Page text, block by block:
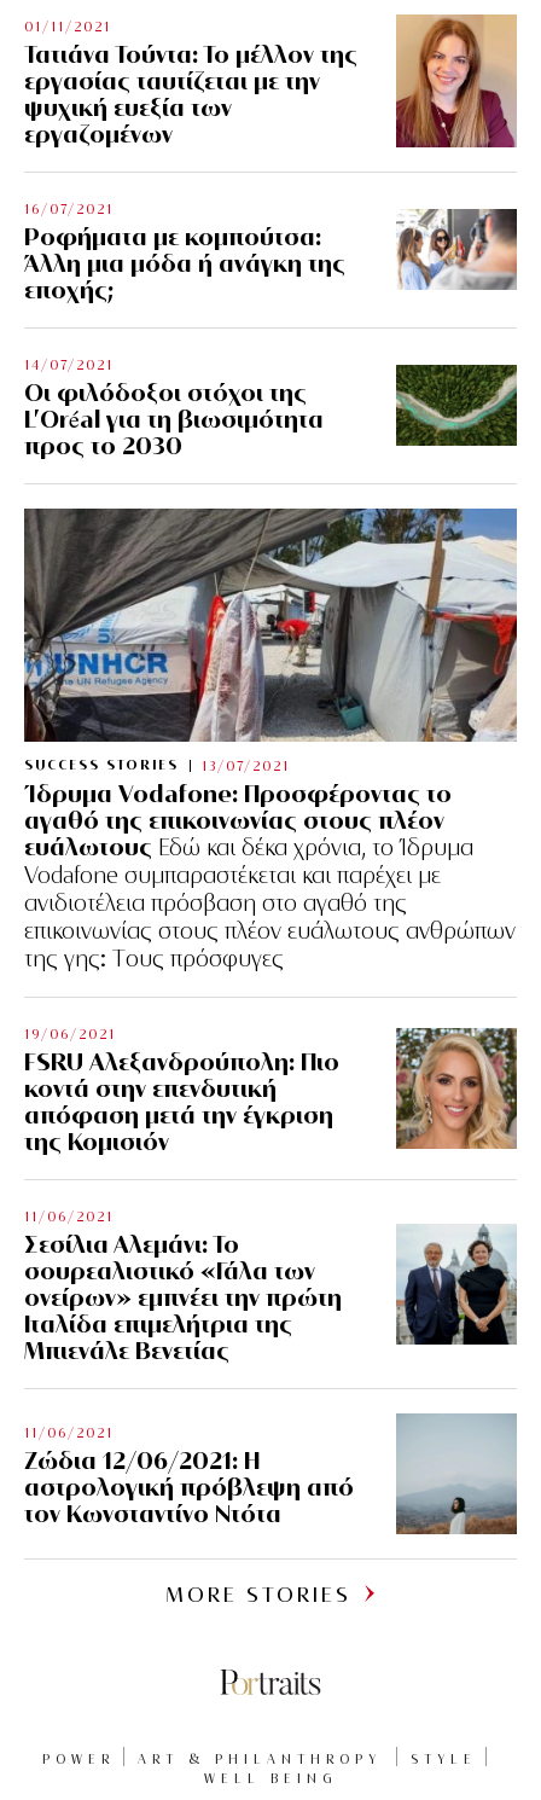
01/11/2021
Τατιάνα Τούντα: Το μέλλον της
εργασίας ταυτίζεται με την
ψυχική ευεξία των
εργαζομένων
16/07/2021
Ροφήματα με κομπούτσα:
Άλλη μια μόδα ή ανάγκη της
εποχής;
14/07/2021
Οι φιλόδοξοι στόχοι της
L’Oréal για τη βιωσιμότητα
προς το 2030
SUCCESS STORIES 13/07/2021
Ίδρυμα Vodafone: Προσφέροντας το
αγαθό της επικοινωνίας στους πλέον
ευάλωτους Εδώ και δέκα χρόνια, το Ίδρυμα
Vodafone συμπαραστέκεται και παρέχει με
ανιδιοτέλεια πρόσβαση στο αγαθό της
επικοινωνίας στους πλέον ευάλωτους ανθρώπων
της γης: Tους πρόσφυγες
19/06/2021
FSRU Αλεξανδρούπολη: Πιο
κοντά στην επενδυτική
απόφαση μετά την έγκριση
της Κομισιόν
11/06/2021
Σεσίλια Αλεμάνι: Το
σουρεαλιστικό «Γάλα των
ονείρων» εμπνέει την πρώτη
Ιταλίδα επιμελήτρια της
Μπιενάλε Βενετίας
11/06/2021
Ζώδια 12/06/2021: Η
αστρολογική πρόβλεψη από
τον Κωνσταντίνο Ντότα
MORE STORIES
POWER ART & PHILANTHROPY
STYLE
WELL BEING